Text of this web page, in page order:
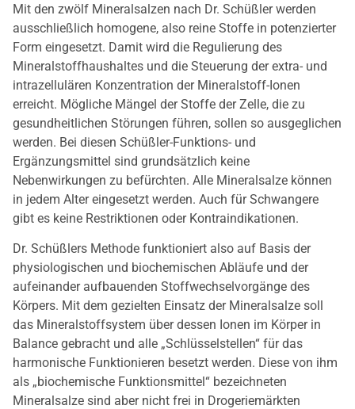
Mit den zwölf Mineralsalzen nach Dr. Schüßler werden
ausschließlich homogene, also reine Stoffe in potenzierter
Form eingesetzt. Damit wird die Regulierung des
Mineralstoffhaushaltes und die Steuerung der extra- und
intrazellulären Konzentration der Mineralstoff-Ionen
erreicht. Mögliche Mängel der Stoffe der Zelle, die zu
gesundheitlichen Störungen führen, sollen so ausgeglichen
werden. Bei diesen Schüßler-Funktions- und
Ergänzungsmittel sind grundsätzlich keine
Nebenwirkungen zu befürchten. Alle Mineralsalze können
in jedem Alter eingesetzt werden. Auch für Schwangere
gibt es keine Restriktionen oder Kontraindikationen.
Dr. Schüßlers Methode funktioniert also auf Basis der
physiologischen und biochemischen Abläufe und der
aufeinander aufbauenden Stoffwechselvorgänge des
Körpers. Mit dem gezielten Einsatz der Mineralsalze soll
das Mineralstoffsystem über dessen Ionen im Körper in
Balance gebracht und alle „Schlüsselstellen“ für das
harmonische Funktionieren besetzt werden. Diese von ihm
als „biochemische Funktionsmittel“ bezeichneten
Mineralsalze sind aber nicht frei in Drogeriemärkten